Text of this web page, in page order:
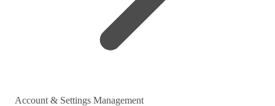
Account & Settings Management